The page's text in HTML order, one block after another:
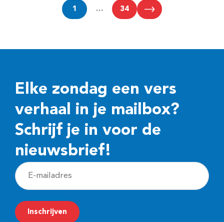
1 … 34
Elke zondag een vers
verhaal in je mailbox?
Schrijf je in voor de
nieuwsbrief!
E
-
m
a
Inschrijven